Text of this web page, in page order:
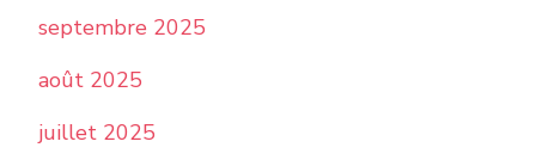
septembre 2025
août 2025
juillet 2025